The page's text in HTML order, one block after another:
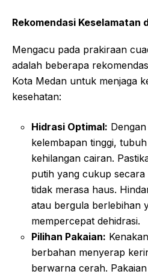
Rekomendasi Keselamatan
Mengacu pada prakiraan
adalah beberapa
Kota Medan untuk menjaga
kesehatan:
Hidrasi Optimal:
kelembapan tinggi,
kehilangan cairan.
putih yang cukup
tidak merasa haus.
atau bergula berlebihan
mempercepat dehidrasi.
Pilihan Pakaian:
berbahan menyerap
berwarna cerah.